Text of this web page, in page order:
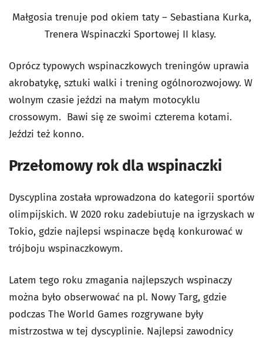
Małgosia trenuje pod okiem taty – Sebastiana Kurka,
Trenera Wspinaczki Sportowej II klasy.
Oprócz typowych wspinaczkowych treningów uprawia
akrobatykę, sztuki walki i trening ogólnorozwojowy. W
wolnym czasie jeździ na małym motocyklu
crossowym. Bawi się ze swoimi czterema kotami.
Jeździ też konno.
Przełomowy rok dla wspinaczki
Dyscyplina została wprowadzona do kategorii sportów
olimpijskich. W 2020 roku zadebiutuje na igrzyskach w
Tokio, gdzie najlepsi wspinacze będą konkurować w
trójboju wspinaczkowym.
Latem tego roku zmagania najlepszych wspinaczy
można było obserwować na pl. Nowy Targ, gdzie
podczas The World Games rozgrywane były
mistrzostwa w tej dyscyplinie. Najlepsi zawodnicy